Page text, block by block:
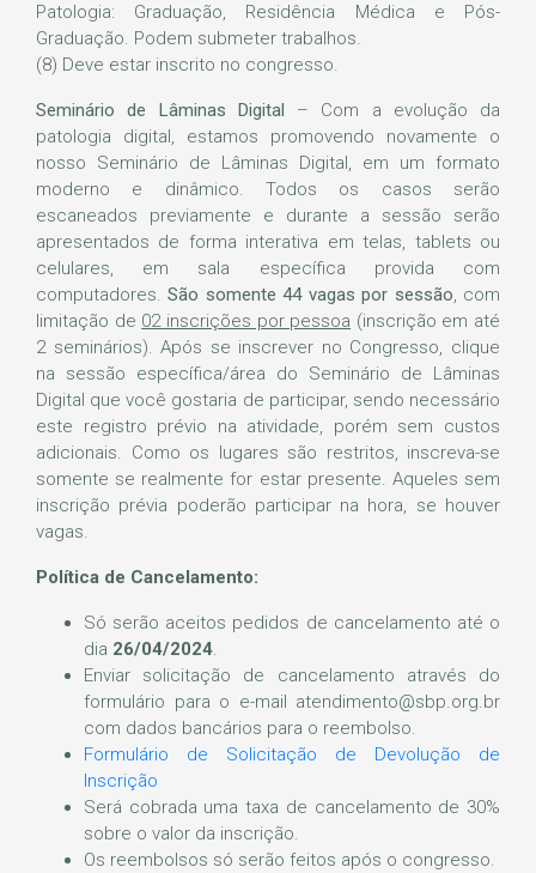
Patologia: Graduação, Residência Médica e Pós-
Graduação. Podem submeter trabalhos.
(8) Deve estar inscrito no congresso.
Seminário de Lâminas Digital – Com a evolução da
patologia digital, estamos promovendo novamente o
nosso Seminário de Lâminas Digital, em um formato
moderno e dinâmico. Todos os casos serão
escaneados previamente e durante a sessão serão
apresentados de forma interativa em telas, tablets ou
celulares, em sala específica provida com
computadores.São somente 44 vagas por sessão, com
limitação de 02 inscrições por pessoa (inscrição em até
2 seminários). Após se inscrever no Congresso, clique
na sessão específica/área do Seminário de Lâminas
Digital que você gostaria de participar, sendo necessário
este registro prévio na atividade, porém sem custos
adicionais. Como os lugares são restritos, inscreva-se
somente se realmente for estar presente. Aqueles sem
inscrição prévia poderão participar na hora, se houver
vagas.
Política de Cancelamento:
Só serão aceitos pedidos de cancelamento até o
dia 26/04/2024.
Enviar solicitação de cancelamento através do
formulário para o e-mail atendimento@sbp.org.br
com dados bancários para o reembolso.
Formulário de Solicitação de Devolução de
Inscrição
Será cobrada uma taxa de cancelamento de 30%
sobre o valor da inscrição.
Os reembolsos só serão feitos após o congresso.